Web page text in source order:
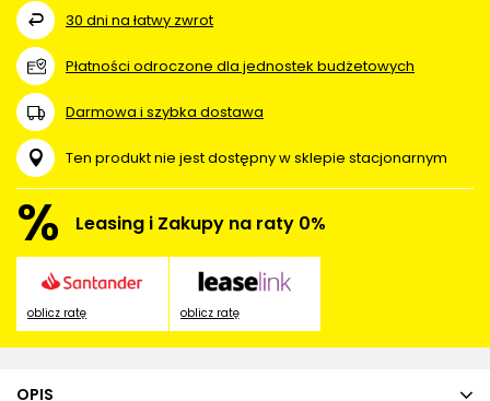
30 dni na łatwy zwrot
Płatności odroczone dla jednostek budżetowych
Darmowa i szybka dostawa
Ten produkt nie jest dostępny w sklepie stacjonarnym
% Leasing i Zakupy na raty 0%
oblicz ratę oblicz ratę
OPIS